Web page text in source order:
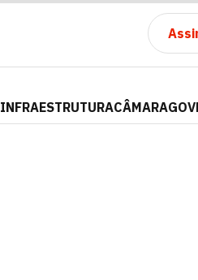
INFRAESTRUTURACÂMARA